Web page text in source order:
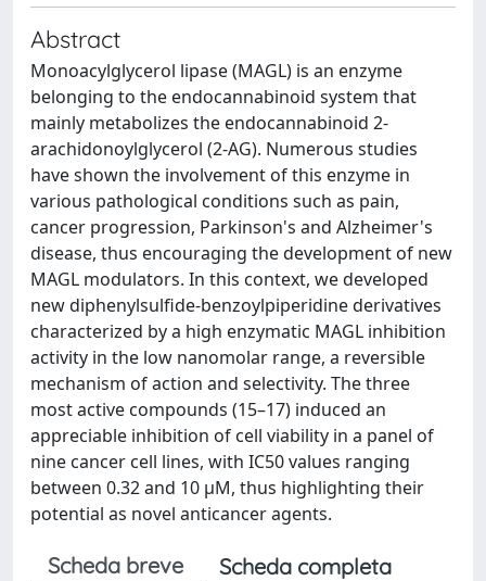
Abstract
Monoacylglycerol lipase (MAGL) is an enzyme
belonging to the endocannabinoid system that
mainly metabolizes the endocannabinoid 2-
arachidonoylglycerol (2-AG). Numerous studies
have shown the involvement of this enzyme in
various pathological conditions such as pain,
cancer progression, Parkinson's and Alzheimer's
disease, thus encouraging the development of new
MAGL modulators. In this context, we developed
new diphenylsulfide-benzoylpiperidine derivatives
characterized by a high enzymatic MAGL inhibition
activity in the low nanomolar range, a reversible
mechanism of action and selectivity. The three
most active compounds (15–17) induced an
appreciable inhibition of cell viability in a panel of
nine cancer cell lines, with IC50 values ranging
between 0.32 and 10 μM, thus highlighting their
potential as novel anticancer agents.
Scheda breve
Scheda completa